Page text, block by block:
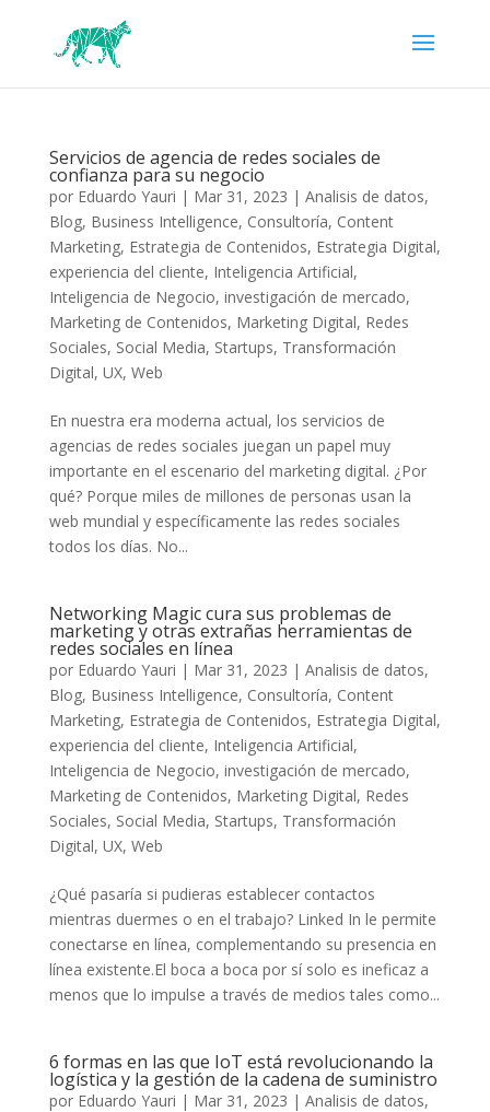
Servicios de agencia de redes sociales de
confianza para su negocio
por Eduardo Yauri | Mar 31, 2023 | Analisis de datos,
Blog, Business Intelligence, Consultoría, Content
Marketing, Estrategia de Contenidos, Estrategia Digital,
experiencia del cliente, Inteligencia Artificial,
Inteligencia de Negocio, investigación de mercado,
Marketing de Contenidos, Marketing Digital, Redes
Sociales, Social Media, Startups, Transformación
Digital, UX, Web
En nuestra era moderna actual, los servicios de
agencias de redes sociales juegan un papel muy
importante en el escenario del marketing digital. ¿Por
qué? Porque miles de millones de personas usan la
web mundial y específicamente las redes sociales
todos los días. No...
Networking Magic cura sus problemas de
marketing y otras extrañas herramientas de
redes sociales en línea
por Eduardo Yauri | Mar 31, 2023 | Analisis de datos,
Blog, Business Intelligence, Consultoría, Content
Marketing, Estrategia de Contenidos, Estrategia Digital,
experiencia del cliente, Inteligencia Artificial,
Inteligencia de Negocio, investigación de mercado,
Marketing de Contenidos, Marketing Digital, Redes
Sociales, Social Media, Startups, Transformación
Digital, UX, Web
¿Qué pasaría si pudieras establecer contactos
mientras duermes o en el trabajo? Linked In le permite
conectarse en línea, complementando su presencia en
línea existente.El boca a boca por sí solo es ineficaz a
menos que lo impulse a través de medios tales como...
6 formas en las que IoT está revolucionando la
logística y la gestión de la cadena de suministro
por Eduardo Yauri | Mar 31, 2023 | Analisis de datos,